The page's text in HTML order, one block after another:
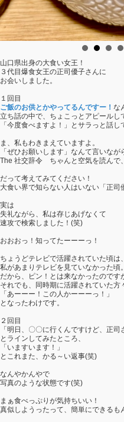
山口県出身の大食い女王！
３代目爆食女王の正司優子さんに
お会いしました。
１回目
ご飯のお供とかやってるんですー！ な
立ち話の中で、ちょこっとアピールし
「今度食べますよ！」とサラっと話し
ま、私もわきまえていますよ。
「ぜひお願いします」なんて言いなが
The 社交辞令 ちゃんと空気を読んで
だって考えてみてください！
大食い界で知らない人はいない「正司
実は
失礼ながら、私は存じあげなくて
速攻で検索しました！(笑)
おおおっ！知ってたーーーっ！
ちょうどテレビで活躍されていた頃は、
私があまりテレビを見ていなかった頃。
だから、ピン！とは来なかったのです
それでも、同時期に活躍されていた方
「あーーー！この人かーーーっ！」
となったわけです。
２回目
「明日、〇〇に行くんですけど、正司
とラインしてみたところ、
「いますいます！」
とこれまた、かる～い返事(笑)
なんやかんやで
写真のような状態です(笑)
まぁ食べっぷりが気持ちいい！
真似しようったって、簡単にできるも